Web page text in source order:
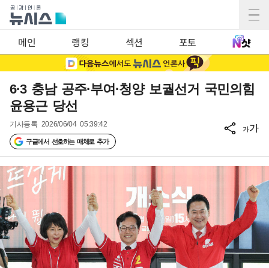
메인 랭킹 섹션 포토
6·3 충남 공주·부여·청양 보궐선거 국민의힘
윤용근 당선
기사등록 2026/06/04 05:39:42
구글에서 선호하는 매체로 추가
가가